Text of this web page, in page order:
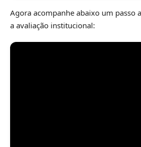
Agora acompanhe abaixo um passo
a avaliação institucional: